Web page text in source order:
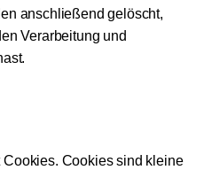
anschließend gelöscht,
Verarbeitung und
Cookies sind kleine